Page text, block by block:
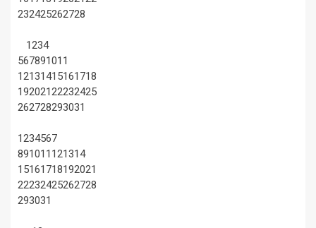
232425262728
1234
567891011
12131415161718
19202122232425
262728293031
1234567
891011 121314
15161718192021
22232425262728
293031